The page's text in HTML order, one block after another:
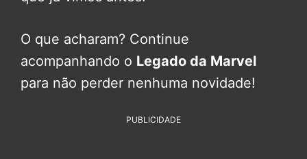
O que acharam? Continue
acompanhando o Legado da Marvel
para não perder nenhuma novidade!
PUBLICIDADE